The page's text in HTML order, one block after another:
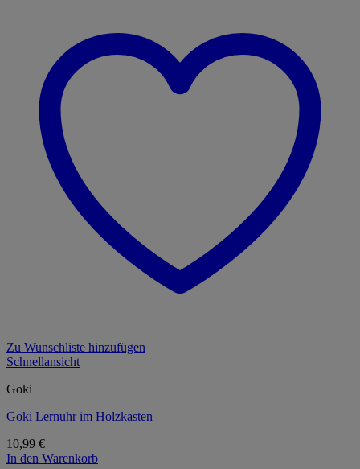
Zu Wunschliste hinzufügen
Schnellansicht
Goki
Goki Lernuhr im Holzkasten
10,99 €
In den Warenkorb